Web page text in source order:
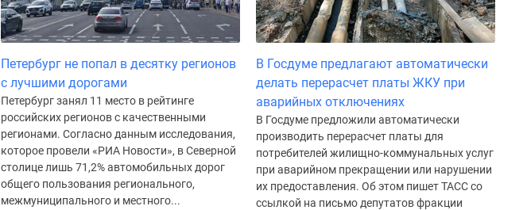
Петербург не попал в десятку регионов
с лучшими дорогами
Петербург занял 11 место в рейтинге
российских регионов с качественными
регионами. Согласно данным исследования,
которое провели «РИА Новости», в Северной
столице лишь 71,2% автомобильных дорог
общего пользования регионального,
межмуниципального и местного...
В Госдуме предлагают автоматически
делать перерасчет платы ЖКУ при
аварийных отключениях
В Госдуме предложили автоматически
производить перерасчет платы для
потребителей жилищно-коммунальных услуг
при аварийном прекращении или нарушении
их предоставления. Об этом пишет ТАСС со
ссылкой на письмо депутатов фракции